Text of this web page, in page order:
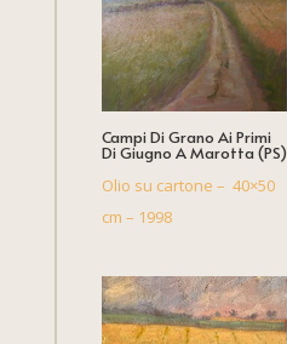
Campi Di Grano Ai Primi
Di Giugno A Marotta (PS)
Olio su cartone – 40×50
cm – 1998